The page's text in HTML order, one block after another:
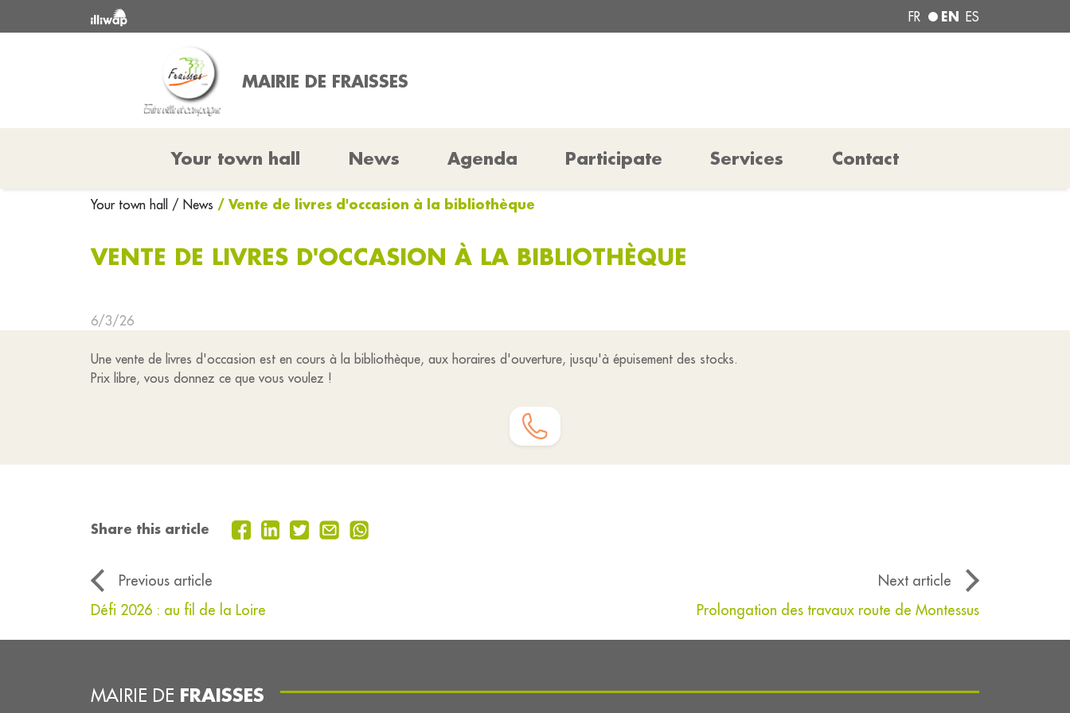
FR EN ES
MAIRIE DE FRAISSES
Your town hall News Agenda Participate Services Contact
Your town hall / News / Vente de livres d'occasion à la bibliothèque
VENTE DE LIVRES D'OCCASION À LA BIBLIOTHÈQUE
6/3/26
Une vente de livres d'occasion est en cours à la bibliothèque, aux horaires d'ouverture, jusqu'à épuisement des stocks.
Prix libre, vous donnez ce que vous voulez !
Share this article
Previous article
Next article
Défi 2026 : au fil de la Loire
Prolongation des travaux route de Montessus
MAIRIE DE FRAISSES